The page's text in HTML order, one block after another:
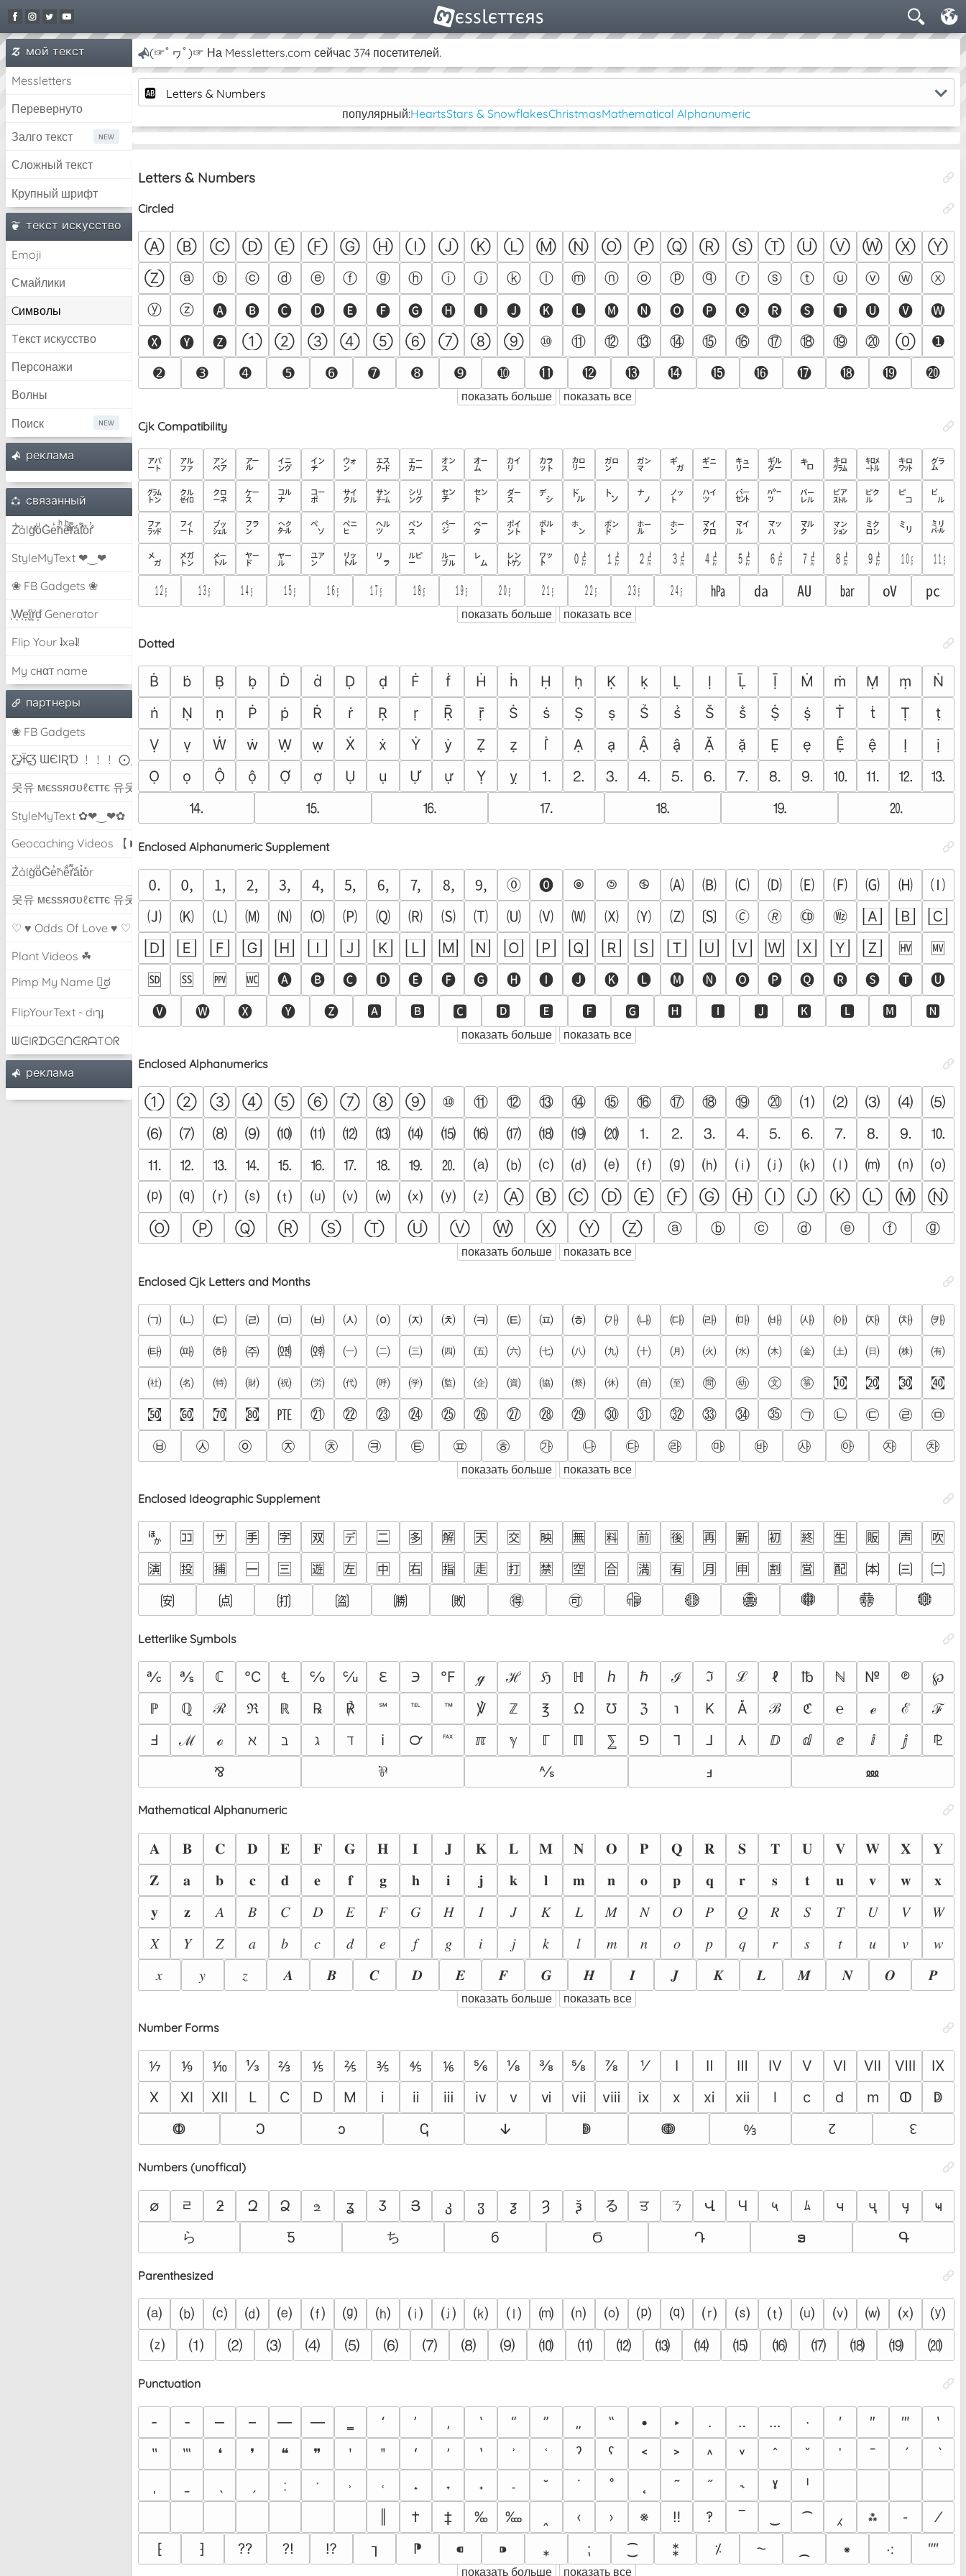
мой текст
Messletters
Перевернуто
Залго текст
Сложный текст
Крупный шрифт
текст искусство
Emoji
Смайлики
Cимволы
Tекст искусство
Персонажи
Волны
Поиск
pеклама
связанный
Z̾̽ảlg̀͐ͭ̽oͧG̀e̒̃nͪȅͪͫ̏̐r͌̑á͑t͌̑͛o̊r̓̐
StyleMyText ❤‿❤
❀ FB Gadgets ❀
͕͗W͕͕͗͗e͕͕͗͗i͕͕͗͗r͕͗d͕͗ Generator
Flip Your ʇxəʇ!
My cнαт name
партнеры
❀ FB Gadgets
Ƹ̵̡Ӝ̵̨̄Ʒ ƜЄƖƦƊ ﹗﹗﹗ ⨀_⨀
웃유 мєѕѕяσυℓєттє 유웃
StyleMyText ✿❤‿❤✿
Geocaching Videos 【►】
Z̾ảlg̀͐oͧG̀e̒̃nȅ̐r͌̑á͑t͛o̊r
웃유 мєѕѕяσυℓєттє 유웃
♡ ♥ Odds Of Love ♥ ♡
Plant Videos ☘
Pimp My Name ಠ͜ಠ
FlipYourText - dıๅɟ
ᗯᕮIᖇᗪGᕮᑎᕮᖇᗩTOᖇ
pеклама
(☞ﾟヮﾟ)☞ На Messletters.com сейчас 374 посетителей.
🆎
Letters & Numbers
популярный:HeartsStars & SnowflakesChristmasMathematical Alphanumeric
Letters & Numbers
Circled
Ⓐ Ⓑ Ⓒ Ⓓ Ⓔ Ⓕ Ⓖ Ⓗ Ⓘ Ⓙ Ⓚ Ⓛ Ⓜ Ⓝ Ⓞ Ⓟ Ⓠ Ⓡ Ⓢ Ⓣ Ⓤ Ⓥ Ⓦ Ⓧ
Ⓨ
Ⓩ
ⓐ ⓑ ⓒ ⓓ ⓔ ⓕ ⓖ ⓗ ⓘ ⓙ ⓚ ⓛ ⓜ ⓝ ⓞ ⓟ ⓠ ⓡ ⓢ ⓣ ⓤ ⓥ ⓦ
ⓧ
ⓨ
ⓩ 🅐 🅑 🅒 🅓 🅔 🅕 🅖 🅗 🅘 🅙 🅚 🅛 🅜 🅝 🅞 🅟 🅠 🅡 🅢 🅣 🅤 🅥
🅦
🅧
🅨 🅩 ① ② ③ ④ ⑤ ⑥ ⑦ ⑧ ⑨ ⑩ ⑪ ⑫ ⑬ ⑭ ⑮ ⑯ ⑰ ⑱ ⑲ ⑳ ⓪
➊
➋
➌ ➍ ➎ ➏ ➐ ➑ ➒ ➓ ⓫ ⓬ ⓭ ⓮ ⓯ ⓰ ⓱ ⓲ ⓳ ⓴
показать больше показать все
Cjk Compatibility
㌀ ㌁ ㌂ ㌃ ㌄ ㌅ ㌆ ㌇ ㌈ ㌉ ㌊ ㌋ ㌌ ㌍ ㌎ ㌏ ㌐ ㌑ ㌒ ㌓ ㌔ ㌕ ㌖ ㌗
㌘
㌙
㌚ ㌛ ㌜ ㌝ ㌞ ㌟ ㌠ ㌡ ㌢ ㌣ ㌤ ㌥ ㌦ ㌧ ㌨ ㌩ ㌪ ㌫ ㌬ ㌭ ㌮ ㌯ ㌰
㌱
㌲
㌳ ㌴ ㌵ ㌶ ㌷ ㌸ ㌹ ㌺ ㌻ ㌼ ㌽ ㌾ ㌿ ㍀ ㍁ ㍂ ㍃ ㍄ ㍅ ㍆ ㍇ ㍈ ㍉
㍊
㍋
㍌ ㍍ ㍎ ㍏ ㍐ ㍑ ㍒ ㍓ ㍔ ㍕ ㍖ ㍗ ㍘ ㍙ ㍚ ㍛ ㍜ ㍝ ㍞ ㍟ ㍠ ㍡ ㍢
㍣
㍤
㍥ ㍦ ㍧ ㍨ ㍩ ㍪ ㍫ ㍬ ㍭ ㍮ ㍯ ㍰ ㍱ ㍲ ㍳ ㍴ ㍵ ㍶
показать больше показать все
Dotted
Ḃ ḃ Ḅ ḅ Ḋ ḋ Ḍ ḍ Ḟ ḟ Ḣ ḣ Ḥ ḥ Ḳ ḳ Ḷ ḷ Ḹ ḹ Ṁ ṁ Ṃ ṃ
Ṅ
ṅ
Ṇ ṇ Ṗ ṗ Ṙ ṙ Ṛ ṛ Ṝ ṝ Ṡ ṡ Ṣ ṣ Ṥ ṥ Ṧ ṧ Ṩ ṩ Ṫ ṫ Ṭ
ṭ
Ṿ
ṿ Ẇ ẇ Ẉ ẉ Ẋ ẋ Ẏ ẏ Ẓ ẓ ẛ Ạ ạ Ậ ậ Ặ ặ Ẹ ẹ Ệ ệ Ị
ị
Ọ
ọ Ộ ộ Ợ ợ Ụ ụ Ự ự Ỵ ỵ ⒈ ⒉ ⒊ ⒋ ⒌ ⒍ ⒎ ⒏ ⒐ ⒑ ⒒ ⒓
⒔
⒕
⒖ ⒗ ⒘ ⒙ ⒚ ⒛
Enclosed Alphanumeric Supplement
🄀 🄁 🄂 🄃 🄄 🄅 🄆 🄇 🄈 🄉 🄊 🄋 🄌 🄍 🄎 🄏 🄐 🄑 🄒 🄓 🄔 🄕 🄖 🄗
🄘
🄙
🄚 🄛 🄜 🄝 🄞 🄟 🄠 🄡 🄢 🄣 🄤 🄥 🄦 🄧 🄨 🄩 🄪 🄫 🄬 🄭 🄮 🄰 🄱
🄲
🄳
🄴 🄵 🄶 🄷 🄸 🄹 🄺 🄻 🄼 🄽 🄾 🄿 🅀 🅁 🅂 🅃 🅄 🅅 🅆 🅇 🅈 🅉 🅊
🅋
🅌
🅍 🅎 🅏 🅐 🅑 🅒 🅓 🅔 🅕 🅖 🅗 🅘 🅙 🅚 🅛 🅜 🅝 🅞 🅟 🅠 🅡 🅢 🅣
🅤
🅥
🅦 🅧 🅨 🅩 🅰 🅱 🅲 🅳 🅴 🅵 🅶 🅷 🅸 🅹 🅺 🅻 🅼 🅽
показать больше показать все
Enclosed Alphanumerics
① ② ③ ④ ⑤ ⑥ ⑦ ⑧ ⑨ ⑩ ⑪ ⑫ ⑬ ⑭ ⑮ ⑯ ⑰ ⑱ ⑲ ⑳ ⑴ ⑵ ⑶ ⑷
⑸
⑹
⑺ ⑻ ⑼ ⑽ ⑾ ⑿ ⒀ ⒁ ⒂ ⒃ ⒄ ⒅ ⒆ ⒇ ⒈ ⒉ ⒊ ⒋ ⒌ ⒍ ⒎ ⒏ ⒐
⒑
⒒
⒓ ⒔ ⒕ ⒖ ⒗ ⒘ ⒙ ⒚ ⒛ ⒜ ⒝ ⒞ ⒟ ⒠ ⒡ ⒢ ⒣ ⒤ ⒥ ⒦ ⒧ ⒨ ⒩
⒪
⒫
⒬ ⒭ ⒮ ⒯ ⒰ ⒱ ⒲ ⒳ ⒴ ⒵ Ⓐ Ⓑ Ⓒ Ⓓ Ⓔ Ⓕ Ⓖ Ⓗ Ⓘ Ⓙ Ⓚ Ⓛ Ⓜ
Ⓝ
Ⓞ
Ⓟ Ⓠ Ⓡ Ⓢ Ⓣ Ⓤ Ⓥ Ⓦ Ⓧ Ⓨ Ⓩ ⓐ ⓑ ⓒ ⓓ ⓔ ⓕ ⓖ
показать больше показать все
Enclosed Cjk Letters and Months
㈀ ㈁ ㈂ ㈃ ㈄ ㈅ ㈆ ㈇ ㈈ ㈉ ㈊ ㈋ ㈌ ㈍ ㈎ ㈏ ㈐ ㈑ ㈒ ㈓ ㈔ ㈕ ㈖ ㈗
㈘
㈙
㈚ ㈛ ㈜ ㈝ ㈞ ㈠ ㈡ ㈢ ㈣ ㈤ ㈥ ㈦ ㈧ ㈨ ㈩ ㈪ ㈫ ㈬ ㈭ ㈮ ㈯ ㈰ ㈱
㈲
㈳
㈴ ㈵ ㈶ ㈷ ㈸ ㈹ ㈺ ㈻ ㈼ ㈽ ㈾ ㈿ ㉀ ㉁ ㉂ ㉃ ㉄ ㉅ ㉆ ㉇ ㉈ ㉉ ㉊
㉋
㉌
㉍ ㉎ ㉏ ㉐ ㉑ ㉒ ㉓ ㉔ ㉕ ㉖ ㉗ ㉘ ㉙ ㉚ ㉛ ㉜ ㉝ ㉞ ㉟ ㉠ ㉡ ㉢ ㉣
㉤
㉥
㉦ ㉧ ㉨ ㉩ ㉪ ㉫ ㉬ ㉭ ㉮ ㉯ ㉰ ㉱ ㉲ ㉳ ㉴ ㉵ ㉶ ㉷
показать больше показать все
Enclosed Ideographic Supplement
🈀 🈁 🈂 🈐 🈑 🈒 🈓 🈔 🈕 🈖 🈗 🈘 🈙 🈚 🈛 🈜 🈝 🈞 🈟 🈠 🈡 🈢 🈣 🈤
🈥
🈦
🈧 🈨 🈩 🈪 🈫 🈬 🈭 🈮 🈯 🈰 🈱 🈲 🈳 🈴 🈵 🈶 🈷 🈸 🈹 🈺 🈻 🉀 🉁
🉂
🉃
🉄 🉅 🉆 🉇 🉈 🉐 🉑 🉠 🉡 🉢 🉣 🉤 🉥
Letterlike Symbols
℀ ℁ ℂ ℃ ℄ ℅ ℆ ℇ ℈ ℉ ℊ ℋ ℌ ℍ ℎ ℏ ℐ ℑ ℒ ℓ ℔ ℕ № ℗
℘
ℙ
ℚ ℛ ℜ ℝ ℞ ℟ ℠ ℡ ™ ℣ ℤ ℥ Ω ℧ ℨ ℩ K Å ℬ ℭ ℮ ℯ ℰ
ℱ
Ⅎ
ℳ ℴ ℵ ℶ ℷ ℸ ℹ ℺ ℻ ℼ ℽ ℾ ℿ ⅀ ⅁ ⅂ ⅃ ⅄ ⅅ ⅆ ⅇ ⅈ ⅉ
⅊
⅋
⅌ ⅍ ⅎ ⅏
Mathematical Alphanumeric
𝐀 𝐁 𝐂 𝐃 𝐄 𝐅 𝐆 𝐇 𝐈 𝐉 𝐊 𝐋 𝐌 𝐍 𝐎 𝐏 𝐐 𝐑 𝐒 𝐓 𝐔 𝐕 𝐖 𝐗
𝐘
𝐙
𝐚 𝐛 𝐜 𝐝 𝐞 𝐟 𝐠 𝐡 𝐢 𝐣 𝐤 𝐥 𝐦 𝐧 𝐨 𝐩 𝐪 𝐫 𝐬 𝐭 𝐮 𝐯 𝐰
𝐱
𝐲
𝐳 𝐴 𝐵 𝐶 𝐷 𝐸 𝐹 𝐺 𝐻 𝐼 𝐽 𝐾 𝐿 𝑀 𝑁 𝑂 𝑃 𝑄 𝑅 𝑆 𝑇 𝑈 𝑉
𝑊
𝑋
𝑌 𝑍 𝑎 𝑏 𝑐 𝑑 𝑒 𝑓 𝑔 𝑖 𝑗 𝑘 𝑙 𝑚 𝑛 𝑜 𝑝 𝑞 𝑟 𝑠 𝑡 𝑢 𝑣
𝑤
𝑥
𝑦 𝑧 𝑨 𝑩 𝑪 𝑫 𝑬 𝑭 𝑮 𝑯 𝑰 𝑱 𝑲 𝑳 𝑴 𝑵 𝑶 𝑷
показать больше показать все
Number Forms
⅐ ⅑ ⅒ ⅓ ⅔ ⅕ ⅖ ⅗ ⅘ ⅙ ⅚ ⅛ ⅜ ⅝ ⅞ ⅟ Ⅰ Ⅱ Ⅲ Ⅳ Ⅴ Ⅵ Ⅶ Ⅷ
Ⅸ
Ⅹ
Ⅺ Ⅻ Ⅼ Ⅽ Ⅾ Ⅿ ⅰ ⅱ ⅲ ⅳ ⅴ ⅵ ⅶ ⅷ ⅸ ⅹ ⅺ ⅻ ⅼ ⅽ ⅾ ⅿ ↀ
ↁ
ↂ
Ↄ ↄ ↅ ↆ ↇ ↈ ↉ ↊ ↋
Numbers (unoffical)
∅ ᆯ ƻ Զ Ձ உ ʓ Ӡ Յ კ ჳ ƺ Ȝ ѯ る ਤ ㄋ Վ Ч ५ ﾑ ч ҷ ӌ
ҹ
ら
Ƽ ち б Ϭ Դ ອ Գ
Parenthesized
⒜ ⒝ ⒞ ⒟ ⒠ ⒡ ⒢ ⒣ ⒤ ⒥ ⒦ ⒧ ⒨ ⒩ ⒪ ⒫ ⒬ ⒭ ⒮ ⒯ ⒰ ⒱ ⒲ ⒳
⒴
⒵
⑴ ⑵ ⑶ ⑷ ⑸ ⑹ ⑺ ⑻ ⑼ ⑽ ⑾ ⑿ ⒀ ⒁ ⒂ ⒃ ⒄ ⒅ ⒆ ⒇
Punctuation
‐ ‑ ‒ – — ― ‘ ’ ‚ ‛ “ ” „ ‟ • ‣ ․ ‥ … ‧ ′ ″ ‴
‵
‶
‷ ❛ ❜ ❝ ❞ ʹ ʺ ʻ ʼ ʽ ʾ ʿ ˀ ˁ ˂ ˃ ˄ ˅ ˆ ˇ ˈ ˉ ˊ
ˋ
ː ˑ ˒ ˓ ˔ ˕ ˖ ˗ ˘ ˙ ˚ ˜ ˝ ˞ ˠ
ˡ
† ‡ ‰ ‱ ‹ › ※ ‼ ‽ ‾ ⁀ ⁁ ⁂ ⁃
⁄
⁅
⁆ ⁇ ⁈ ⁉ ⁊ ⁋ ⁌ ⁍ ⁎ ⁏ ⁐ ⁑ ⁒ ⁓ ⁕ ⁖ ⁗
показать больше показать все